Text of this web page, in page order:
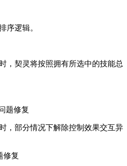
序逻辑。
，契灵将按照拥有所选中的技能总
题修复
，部分情况下解除控制效果交互异
修复